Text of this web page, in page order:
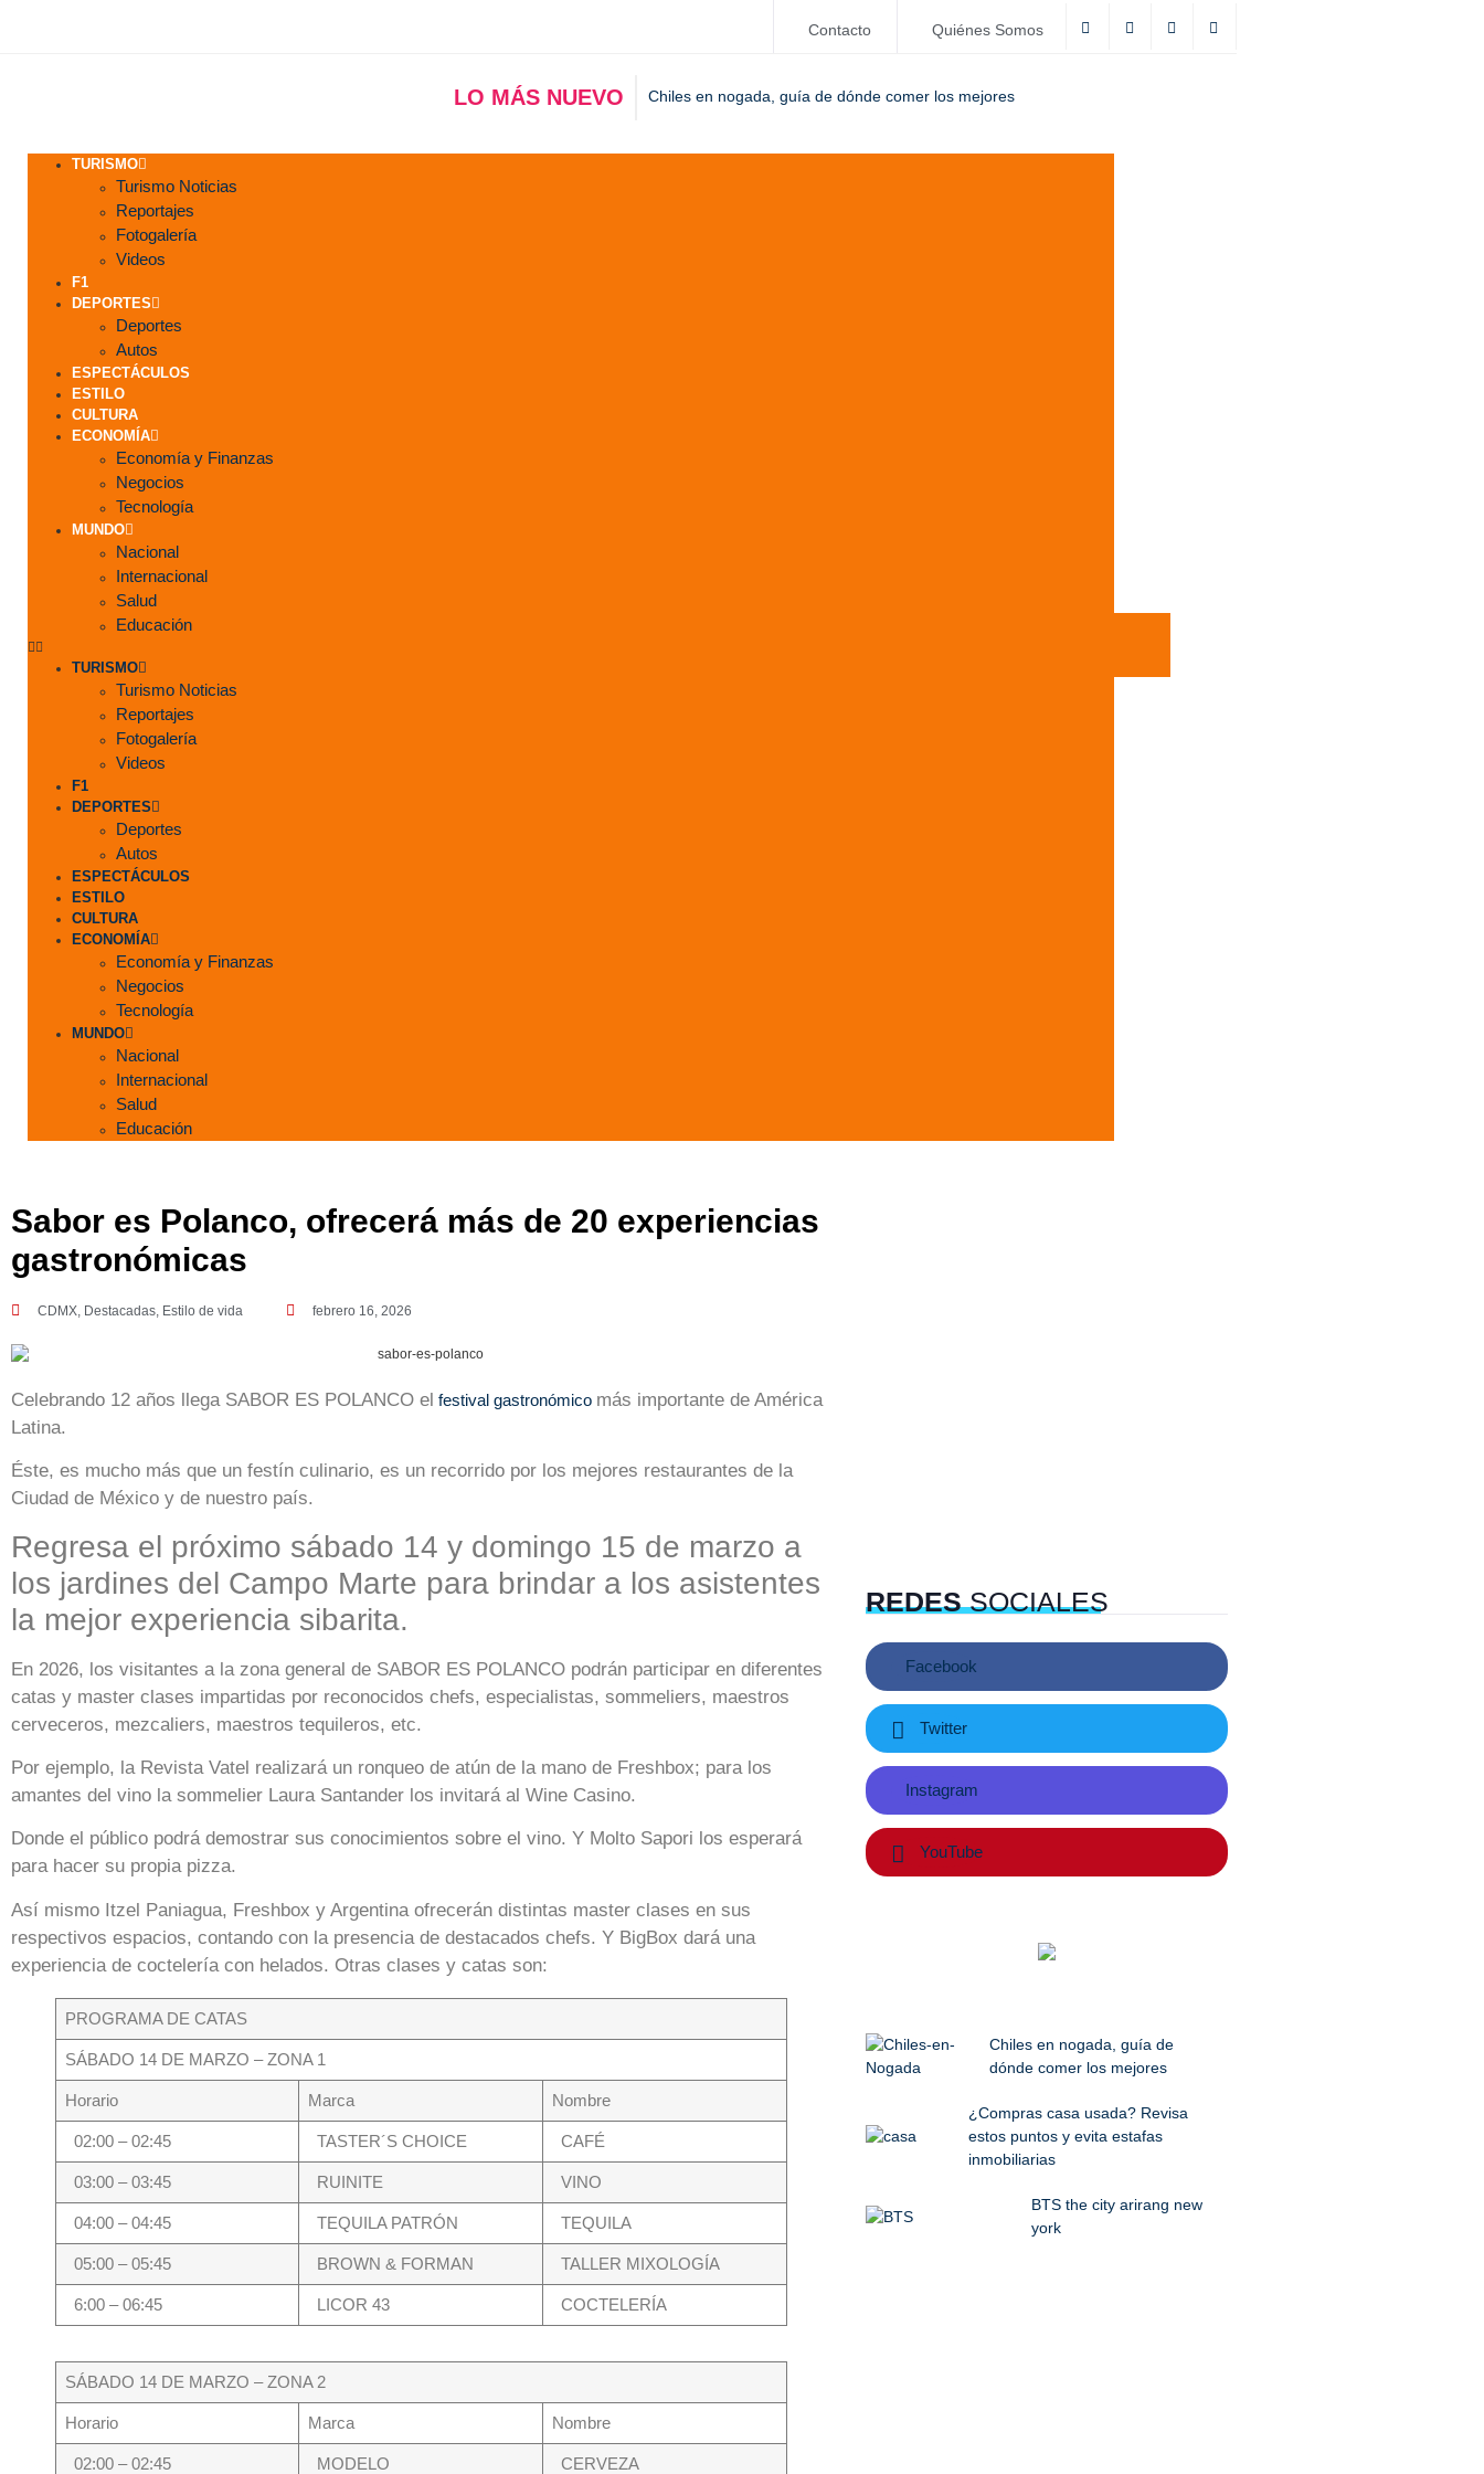
Contacto Quiénes Somos
LO MÁS NUEVO Chiles en nogada, guía de dónde comer los mejores
TURISMO
Turismo Noticias
Reportajes
Fotogalería
Videos
F1
DEPORTES
Deportes
Autos
ESPECTÁCULOS
ESTILO
CULTURA
ECONOMÍA
Economía y Finanzas
Negocios
Tecnología
MUNDO
Nacional
Internacional
Salud
Educación
TURISMO
Turismo Noticias
Reportajes
Fotogalería
Videos
F1
DEPORTES
Deportes
Autos
ESPECTÁCULOS
ESTILO
CULTURA
ECONOMÍA
Economía y Finanzas
Negocios
Tecnología
MUNDO
Nacional
Internacional
Salud
Educación
Sabor es Polanco, ofrecerá más de 20 experiencias
gastronómicas
CDMX, Destacadas, Estilo de vida febrero 16, 2026
Celebrando 12 años llega SABOR ES POLANCO el festival gastronómico más importante de América
Latina.
Éste, es mucho más que un festín culinario, es un recorrido por los mejores restaurantes de la
Ciudad de México y de nuestro país.
Regresa el próximo sábado 14 y domingo 15 de marzo a
los jardines del Campo Marte para brindar a los asistentes
la mejor experiencia sibarita.
En 2026, los visitantes a la zona general de SABOR ES POLANCO podrán participar en diferentes
catas y master clases impartidas por reconocidos chefs, especialistas, sommeliers, maestros
cerveceros, mezcaliers, maestros tequileros, etc.
Por ejemplo, la Revista Vatel realizará un ronqueo de atún de la mano de Freshbox; para los
amantes del vino la sommelier Laura Santander los invitará al Wine Casino.
Donde el público podrá demostrar sus conocimientos sobre el vino. Y Molto Sapori los esperará
para hacer su propia pizza.
Así mismo Itzel Paniagua, Freshbox y Argentina ofrecerán distintas master clases en sus
respectivos espacios, contando con la presencia de destacados chefs. Y BigBox dará una
experiencia de coctelería con helados. Otras clases y catas son:
PROGRAMA DE CATAS
SÁBADO 14 DE MARZO – ZONA 1
Horario Marca Nombre
02:00 – 02:45 TASTER´S CHOICE CAFÉ
03:00 – 03:45 RUINITE VINO
04:00 – 04:45 TEQUILA PATRÓN TEQUILA
05:00 – 05:45 BROWN & FORMAN TALLER MIXOLOGÍA
6:00 – 06:45 LICOR 43 COCTELERÍA
SÁBADO 14 DE MARZO – ZONA 2
Horario Marca Nombre
02:00 – 02:45 MODELO CERVEZA
REDESSOCIALES
Facebook
Twitter
Instagram
YouTube
Chiles en nogada, guía de
dónde comer los mejores
¿Compras casa usada? Revisa
estos puntos y evita estafas
inmobiliarias
BTS the city arirang new
york